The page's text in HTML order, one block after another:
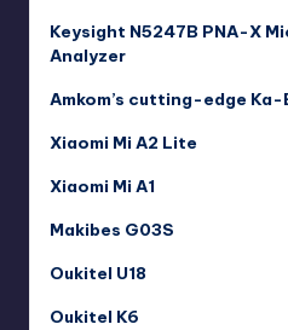
Keysight N5247B PNA-X
Analyzer
Amkom’s cutting-edge
Xiaomi Mi A2 Lite
Xiaomi Mi A1
Makibes G03S
Oukitel U18
Oukitel K6